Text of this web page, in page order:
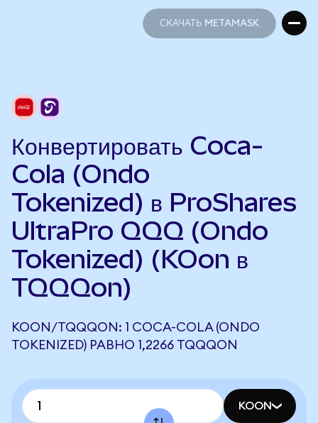
СКАЧАТЬ METAMASK
Конвертировать Coca-
Cola (Ondo
Tokenized) в ProShares
UltraPro QQQ (Ondo
Tokenized) (KOon в
TQQQon)
KOON/TQQQON: 1 COCA-COLA (ONDO
TOKENIZED) РАВНО 1,2266 TQQQON
KOON